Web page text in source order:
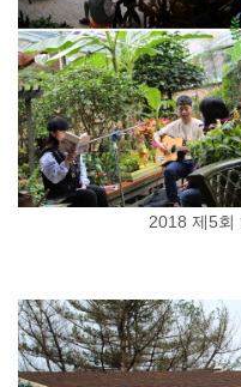
2018 제5회